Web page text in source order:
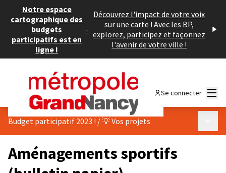
Notre espace
cartographique des
budgets
participatifs est en
ligne !
-
Découvrez l'impact de votre voix
sur une carte ! Avec les BP,
explorez, participez et façonnez
l'avenir de votre ville !
Se connecter
Budget participatif 2023 ! /💡 Vos projets
Aménagements sportifs